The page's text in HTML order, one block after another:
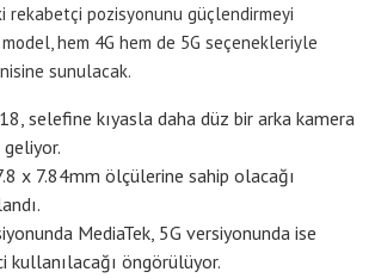
rekabetçi pozisyonunu güçlendirmeyi
hem 4G hem de 5G seçenekleriyle
sunulacak.
selefine kıyasla daha düz bir arka kamera
x 7.84mm ölçülerine sahip olacağı
MediaTek, 5G versiyonunda ise
kullanılacağı öngörülüyor.